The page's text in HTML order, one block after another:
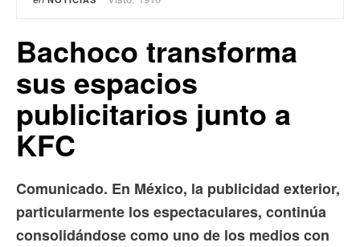
Bachoco transforma
sus espacios
publicitarios junto a
KFC
Comunicado. En México, la publicidad exterior,
particularmente los espectaculares, continúa
consolidándose como uno de los medios con